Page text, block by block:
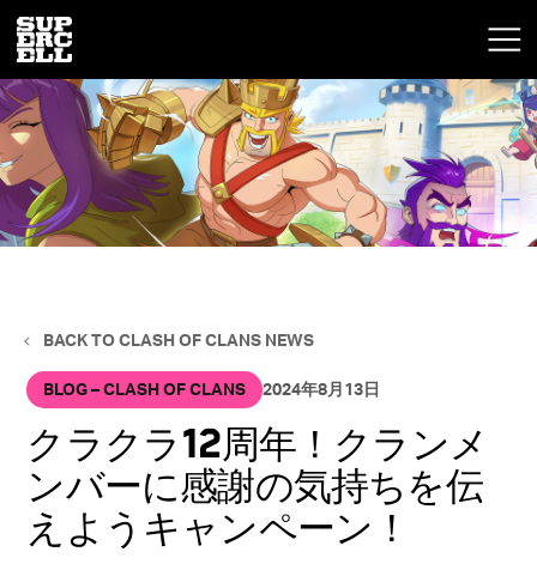
BACK TO CLASH OF CLANS NEWS
BLOG – CLASH OF CLANS 2024年8月13日
クラクラ12周年！クランメ
ンバーに感謝の気持ちを伝
えようキャンペーン！